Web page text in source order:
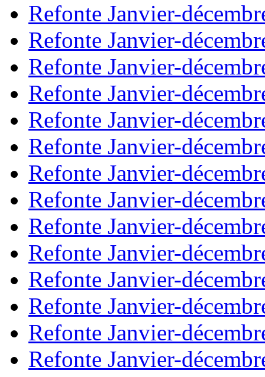
Refonte Janvier-
Refonte Janvier-
Refonte Janvier-
Refonte Janvier-
Refonte Janvier-
Refonte Janvier-
Refonte Janvier-
Refonte Janvier-
Refonte Janvier-
Refonte Janvier-
Refonte Janvier-
Refonte Janvier-
Refonte Janvier-
Refonte Janvier-